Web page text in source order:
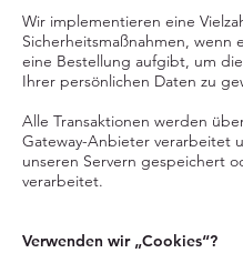
Wir implementieren eine
Sicherheitsmaßnahmen, wenn
eine Bestellung aufgibt, um
Ihrer persönlichen Daten zu
Alle Transaktionen werden
Gateway-Anbieter verarbeitet
unseren Servern gespeichert
verarbeitet.
Verwenden wir „Cookies“?